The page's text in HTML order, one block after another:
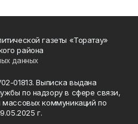
газеты «Торатау»
района
данных
01813. Выписка выдана
по надзору в сфере связи,
массовых коммуникаций по
г.